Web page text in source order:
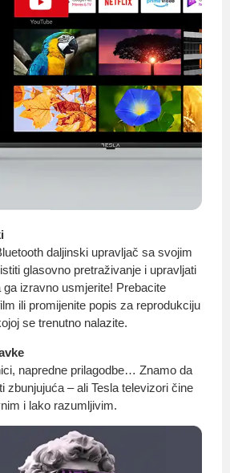
daljinski upravljač sa svojim
glasovno pretraživanje i upravljati
izravno usmjerite! Prebacite
ili promijenite popis za reprodukciju
se trenutno nalazite.
napredne prilagodbe… Znamo da
zbunjujuća – ali Tesla televizori čine
i lako razumljivim.